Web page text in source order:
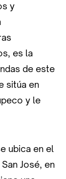
y
es la
de este
sitúa en
y le
ubica en el
José, en